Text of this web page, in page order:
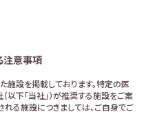
注意事項
施設を掲載しております。特定の医
下「当社」）が推奨する施設をご案
る施設につきましては、ご自身でご